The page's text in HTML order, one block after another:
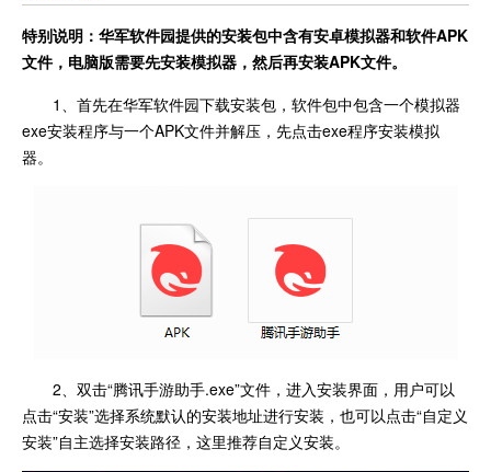
特别说明：华军软件园提供的安装包中含有安卓模拟器和软件APK
文件，电脑版需要先安装模拟器，然后再安装APK文件。
1、首先在华军软件园下载安装包，软件包中包含一个模拟器
exe安装程序与一个APK文件并解压，先点击exe程序安装模拟
器。
2、双击“腾讯手游助手.exe”文件，进入安装界面，用户可以
点击“安装”选择系统默认的安装地址进行安装，也可以点击“自定义
安装”自主选择安装路径，这里推荐自定义安装。